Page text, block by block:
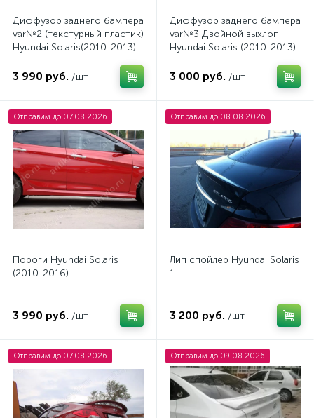
Диффузор заднего бампера
var№2 (текстурный пластик)
Hyundai Solaris(2010-2013)
3 990 руб. /шт
Диффузор заднего бампера
var№3 Двойной выхлоп
Hyundai Solaris (2010-2013)
3 000 руб. /шт
Отправим до 07.08.2026
Пороги Hyundai Solaris
(2010-2016)
3 990 руб. /шт
Отправим до 08.08.2026
Лип спойлер Hyundai Solaris
1
3 200 руб. /шт
Отправим до 07.08.2026 Отправим до 09.08.2026